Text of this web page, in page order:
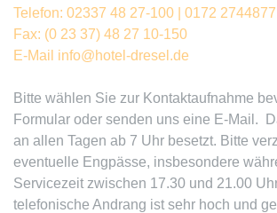
Telefon: 02337 48 27-100 | 0172 2744877
Fax: (0 23 37) 48 27 10-150
E-Mail info@hotel-dresel.de
Bitte wählen Sie zur Kontaktaufnahme
Formular oder senden uns eine E-Mail.
an allen Tagen ab 7 Uhr besetzt. Bitte
eventuelle Engpässe, insbesondere
Servicezeit zwischen 17.30 und 21.00
telefonische Andrang ist sehr hoch und